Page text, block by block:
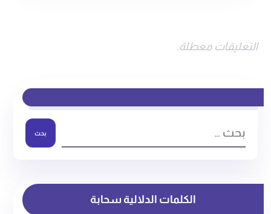
التعليقات معطلة.
بحث
الكلمات الدلالية سحابة